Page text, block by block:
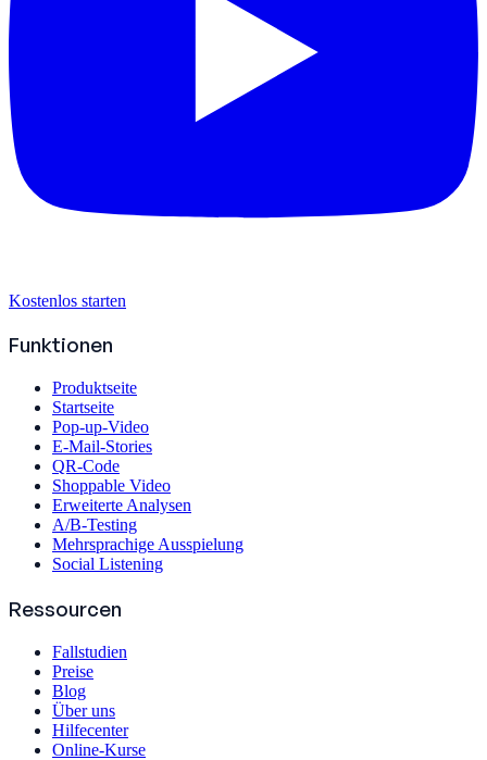
Kostenlos starten
Funktionen
Produktseite
Startseite
Pop-up-Video
E-Mail-Stories
QR-Code
Shoppable Video
Erweiterte Analysen
A/B-Testing
Mehrsprachige Ausspielung
Social Listening
Ressourcen
Fallstudien
Preise
Blog
Über uns
Hilfecenter
Online-Kurse